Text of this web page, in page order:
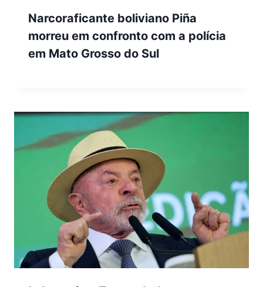
Narcoraficante boliviano Piña
morreu em confronto com a polícia
em Mato Grosso do Sul